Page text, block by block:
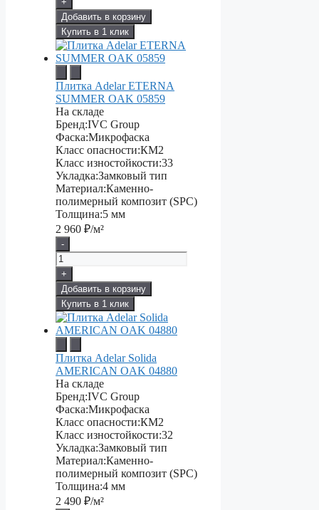
Добавить в корзину
Купить в 1 клик
Плитка Adelar ETERNA
SUMMER OAK 05859
На складе
Бренд:IVC Group
Фаска:Микрофаска
Класс опасности:КМ2
Класс изностойкости:33
Укладка:Замковый тип
Материал:Каменно-
полимерный композит (SPC)
Толщина:5 мм
2 960 ₽/м²
-
+
Добавить в корзину
Купить в 1 клик
Плитка Adelar Solida
AMERICAN OAK 04880
На складе
Бренд:IVC Group
Фаска:Микрофаска
Класс опасности:КМ2
Класс изностойкости:32
Укладка:Замковый тип
Материал:Каменно-
полимерный композит (SPC)
Толщина:4 мм
2 490 ₽/м²